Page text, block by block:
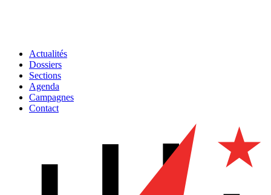
Actualités
Dossiers
Sections
Agenda
Campagnes
Contact